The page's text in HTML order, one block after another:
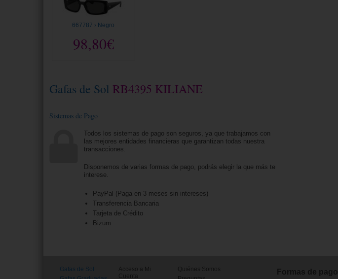
667787 › Negro
98,80€
Gafas de Sol RB4395 KILIANE
Sistemas de Pago
Todos los sistemas de pago son seguros, ya que trabajamos con
las mejores entidades financieras que garantizan todas nuestra
transacciones.
Disponemos de varias formas de pago, podrás elegir la que más te
interese.
PayPal (Paga en 3 meses sin intereses)
Transferencia Bancaria
Tarjeta de Crédito
Bizum
Gafas de Sol
Acceso a Mi
Cuenta
Quiénes Somos
Formas de pago